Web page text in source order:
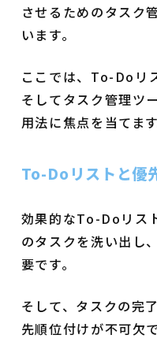
させるためのタスク
います。
ここでは、To-Doリ
そしてタスク管理ツ
用法に焦点を当てます
To-Doリストと優
効果的なTo-Doリス
のタスクを洗い出し
要です。
そして、タスクの完
先順位付けが不可欠で